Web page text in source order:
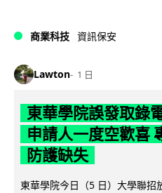
商業科技 資訊保安
Lawton 1 日
東華學院誤發取錄
申請人一度空歡喜
防護缺失
東華學院今日（5 日）大學聯招